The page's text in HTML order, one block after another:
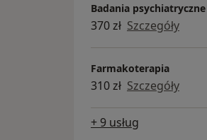
Badania psychiatryczne
370 zł Szczegóły
Farmakoterapia
310 zł Szczegóły
+ 9 usług